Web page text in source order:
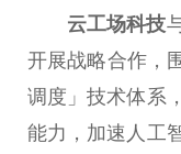
云工场科技
开展战略合作，
调度」技术体系
能力，加速人工